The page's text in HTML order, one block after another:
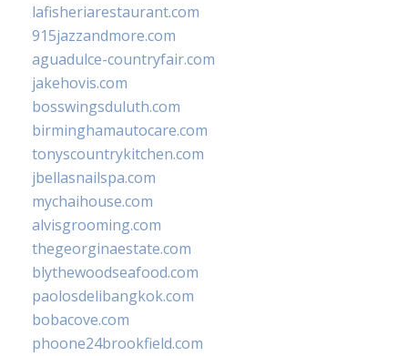
lafisheriarestaurant.com
915jazzandmore.com
aguadulce-countryfair.com
jakehovis.com
bosswingsduluth.com
birminghamautocare.com
tonyscountrykitchen.com
jbellasnailspa.com
mychaihouse.com
alvisgrooming.com
thegeorginaestate.com
blythewoodseafood.com
paolosdelibangkok.com
bobacove.com
phoone24brookfield.com